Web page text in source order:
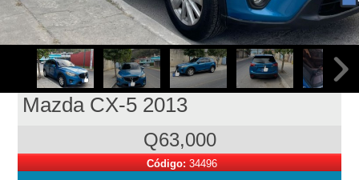
Mazda CX-5 2013
Q63,000
Código:34496